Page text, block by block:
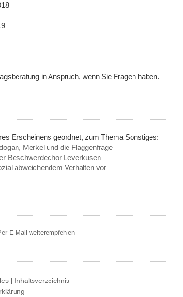
in Anspruch, wenn Sie Fragen haben.
Erscheinens geordnet, zum Thema Sonstiges:
Merkel und die Flaggenfrage
Beschwerdechor Leverkusen
abweichendem Verhalten vor
E-Mail weiterempfehlen
| Inhaltsverzeichnis